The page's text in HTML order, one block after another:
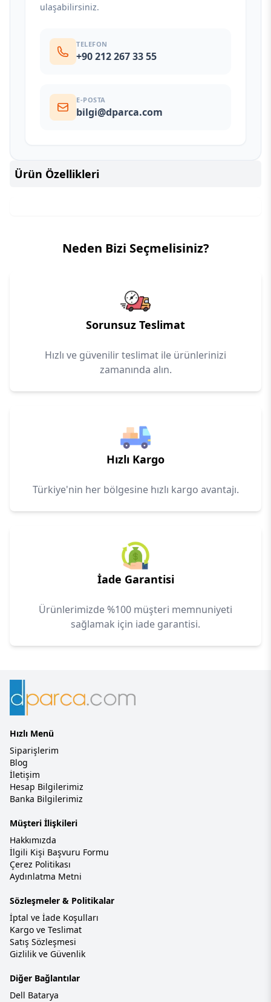
ulaşabilirsiniz.
TELEFON
+90 212 267 33 55
E-POSTA
bilgi@dparca.com
Ürün Özellikleri
Neden Bizi Seçmelisiniz?
Sorunsuz Teslimat
Hızlı ve güvenilir teslimat ile ürünlerinizi
zamanında alın.
Hızlı Kargo
Türkiye'nin her bölgesine hızlı kargo avantajı.
İade Garantisi
Ürünlerimizde %100 müşteri memnuniyeti
sağlamak için iade garantisi.
Hızlı Menü
Siparişlerim
Blog
İletişim
Hesap Bilgilerimiz
Banka Bilgilerimiz
Müşteri İlişkileri
Hakkımızda
İlgili Kişi Başvuru Formu
Çerez Politikası
Aydınlatma Metni
Sözleşmeler & Politikalar
İptal ve İade Koşulları
Kargo ve Teslimat
Satış Sözleşmesi
Gizlilik ve Güvenlik
Diğer Bağlantılar
Dell Batarya